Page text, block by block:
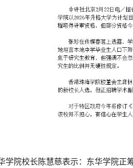
学院校长陈慧慈表示：东华学院正